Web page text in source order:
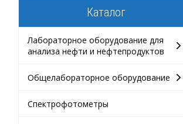
Каталог
Лабораторное оборудование для
анализа нефти и нефтепродуктов
Общелабораторное оборудование
Спектрофотометры